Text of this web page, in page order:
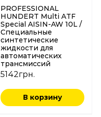
PROFESSIONAL
HUNDERT Multi ATF
Special AISIN-AW 10L /
Специальные
синтетические
жидкости для
автоматических
трансмиссий
5142грн.
В корзину